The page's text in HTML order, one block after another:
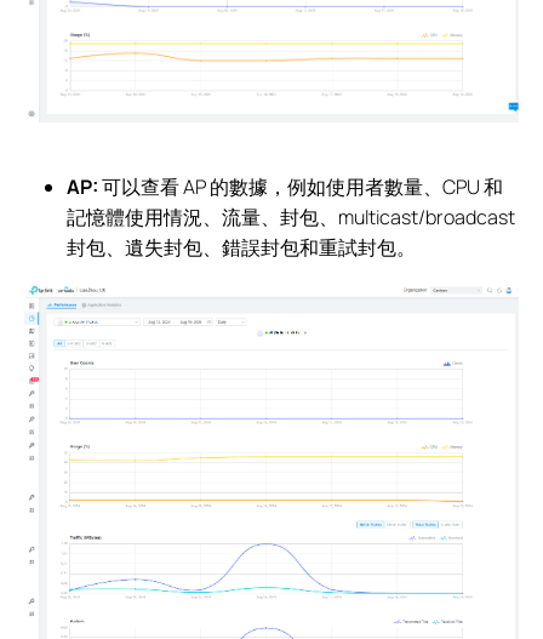
AP:可以查看 AP 的數據，例如使用者數量、CPU 和
記憶體使用情況、流量、封包、multicast/broadcast
封包、遺失封包、錯誤封包和重試封包。